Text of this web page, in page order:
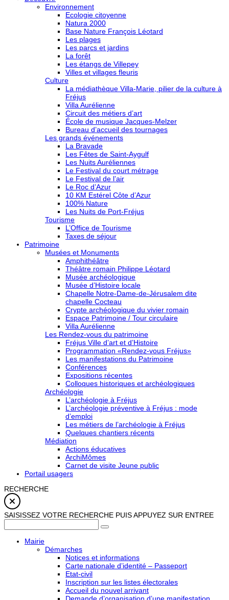
Environnement
Ecologie citoyenne
Natura 2000
Base Nature François Léotard
Les plages
Les parcs et jardins
La forêt
Les étangs de Villepey
Villes et villages fleuris
Culture
La médiathèque Villa-Marie, pilier de la culture à
Fréjus
Villa Aurélienne
Circuit des métiers d’art
École de musique Jacques-Melzer
Bureau d’accueil des tournages
Les grands événements
La Bravade
Les Fêtes de Saint-Aygulf
Les Nuits Auréliennes
Le Festival du court métrage
Le Festival de l’air
Le Roc d’Azur
10 KM Estérel Côte d’Azur
100% Nature
Les Nuits de Port-Fréjus
Tourisme
L’Office de Tourisme
Taxes de séjour
Patrimoine
Musées et Monuments
Amphithéâtre
Théâtre romain Philippe Léotard
Musée archéologique
Musée d’Histoire locale
Chapelle Notre-Dame-de-Jérusalem dite
chapelle Cocteau
Crypte archéologique du vivier romain
Espace Patrimoine / Tour circulaire
Villa Aurélienne
Les Rendez-vous du patrimoine
Fréjus Ville d’art et d’Histoire
Programmation «Rendez-vous Fréjus»
Les manifestations du Patrimoine
Conférences
Expositions récentes
Colloques historiques et archéologiques
Archéologie
L’archéologie à Fréjus
L’archéologie préventive à Fréjus : mode
d’emploi
Les métiers de l’archéologie à Fréjus
Quelques chantiers récents
Médiation
Actions éducatives
ArchiMômes
Carnet de visite Jeune public
Portail usagers
RECHERCHE
SAISISSEZ VOTRE RECHERCHE PUIS APPUYEZ SUR ENTREE
Mairie
Démarches
Notices et informations
Carte nationale d’identité – Passeport
Etat-civil
Inscription sur les listes électorales
Accueil du nouvel arrivant